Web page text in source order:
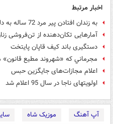
اخبار مرتبط
به زندان افتادن پیر مرد 72 ساله به دلیل مهریه
آمارهایی تکان‌دهنده از تن‌فروشی
دستگیری باند كیف قاپان پایتخت
مجرماني كه «شهروند مطيع
اعلام مجازات‌های جایگزین حبس
اولویت‎های ناجا در سال 95 اعلام شد
آپ آهنگ موزیک شاه